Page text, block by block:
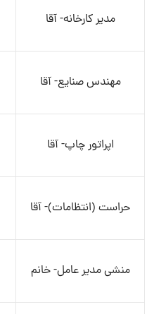
مدیر کارخانه- آقا
مهندس صنایع- آقا
اپراتور چاپ- آقا
حراست (انتظامات)- آقا
منشی مدیر عامل- خانم